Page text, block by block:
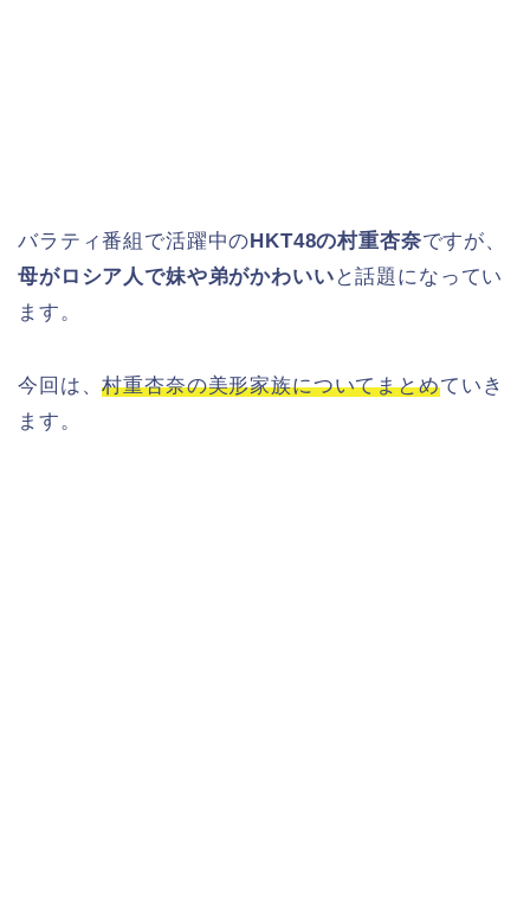
バラティ番組で活躍中のHKT48の村重杏奈ですが、
母がロシア人で妹や弟がかわいい と話題になってい
ます。
今回は、村重杏奈の美形家族についてまとめていき
ます。